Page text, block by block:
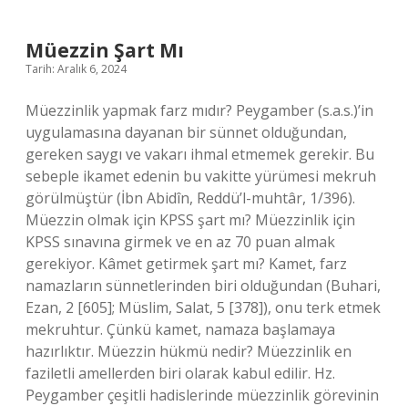
Müezzin Şart Mı
Tarih: Aralık 6, 2024
Müezzinlik yapmak farz mıdır? Peygamber (s.a.s.)’in
uygulamasına dayanan bir sünnet olduğundan,
gereken saygı ve vakarı ihmal etmemek gerekir. Bu
sebeple ikamet edenin bu vakitte yürümesi mekruh
görülmüştür (İbn Abidîn, Reddü’l-muhtâr, 1/396).
Müezzin olmak için KPSS şart mı? Müezzinlik için
KPSS sınavına girmek ve en az 70 puan almak
gerekiyor. Kâmet getirmek şart mı? Kamet, farz
namazların sünnetlerinden biri olduğundan (Buhari,
Ezan, 2 [605]; Müslim, Salat, 5 [378]), onu terk etmek
mekruhtur. Çünkü kamet, namaza başlamaya
hazırlıktır. Müezzin hükmü nedir? Müezzinlik en
faziletli amellerden biri olarak kabul edilir. Hz.
Peygamber çeşitli hadislerinde müezzinlik görevinin